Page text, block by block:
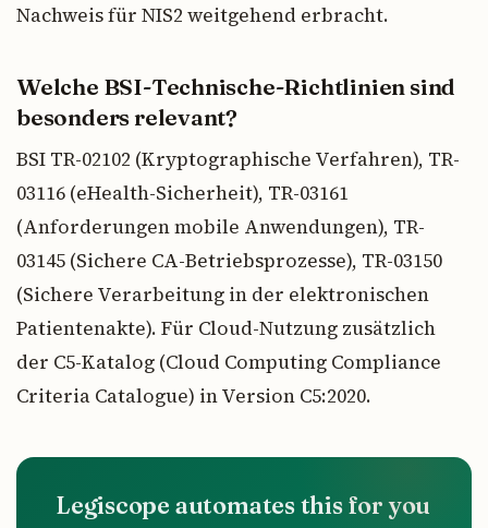
Nachweis für NIS2 weitgehend erbracht.
Welche BSI-Technische-Richtlinien sind
besonders relevant?
BSI TR-02102 (Kryptographische Verfahren), TR-
03116 (eHealth-Sicherheit), TR-03161
(Anforderungen mobile Anwendungen), TR-
03145 (Sichere CA-Betriebsprozesse), TR-03150
(Sichere Verarbeitung in der elektronischen
Patientenakte). Für Cloud-Nutzung zusätzlich
der C5-Katalog (Cloud Computing Compliance
Criteria Catalogue) in Version C5:2020.
Legiscope automates this for you